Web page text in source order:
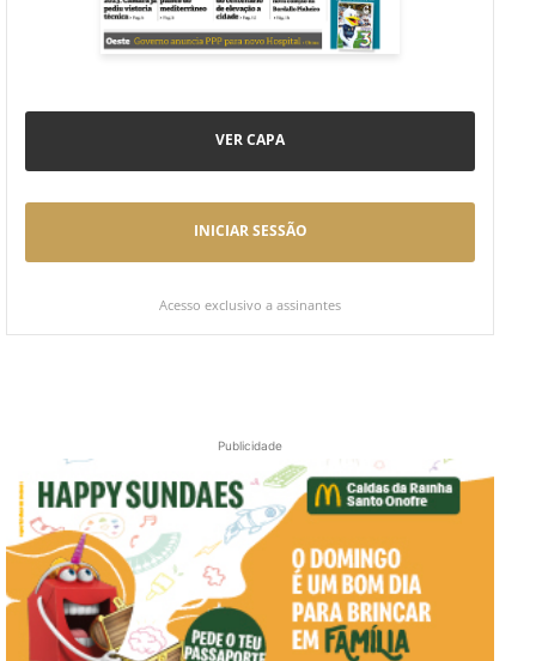
VER CAPA
INICIAR SESSÃO
Acesso exclusivo a assinantes
Publicidade